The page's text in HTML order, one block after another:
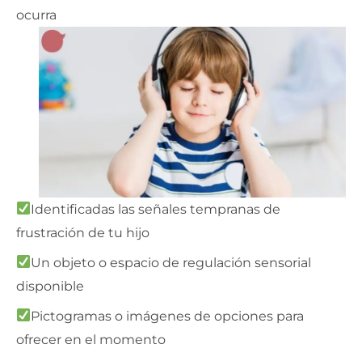
ocurra
Identificadas las señales tempranas de
frustración de tu hijo
Un objeto o espacio de regulación sensorial
disponible
Pictogramas o imágenes de opciones para
ofrecer en el momento